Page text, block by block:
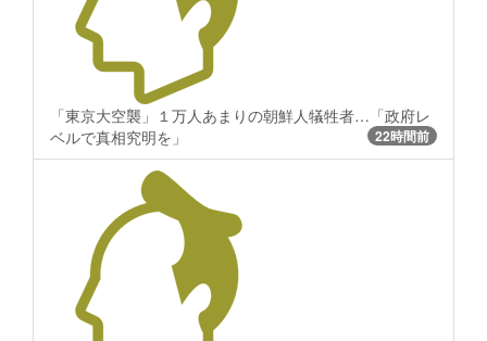
「東京大空襲」１万人あまりの朝鮮人犠牲者…「政府レ
ベルで真相究明を」
22時間前